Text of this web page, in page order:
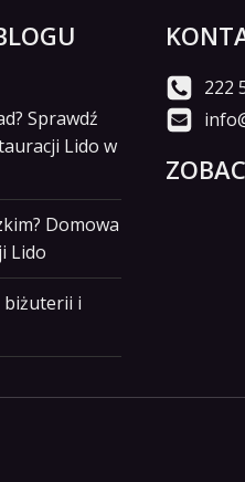
Sprawdź
Lido w
Domowa
Lido
i
222